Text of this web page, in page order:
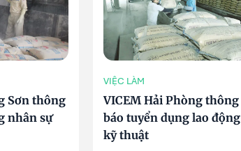
Sơn thông
nhân sự
VIỆC LÀM
VICEM Hải Phòng thông
báo tuyển dụng lao động
kỹ thuật